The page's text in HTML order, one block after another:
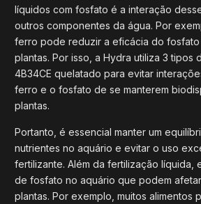
líquidos com fosfato é a interação
outros componentes da água. Por
ferro pode reduzir a eficácia do fosfato
plantas. Por isso, a Hydra utiliza 3 tipos
4B34CE quelatado para evitar
ferro e o fosfato de se manterem
plantas.
Portanto, é essencial manter um
nutrientes no aquário e evitar o uso
fertilizante. Além da fertilização líquida,
de fosfato no aquário que podem
plantas. Por exemplo, muitos alimentos